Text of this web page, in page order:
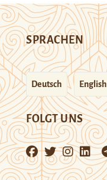
SPRACHEN
Deutsch English
FOLGT UNS